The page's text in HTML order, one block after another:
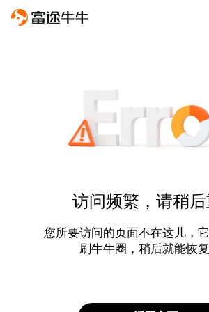
访问频繁，请稍
您所要访问的页面不在这儿，
刷牛牛圈，稍后就能恢